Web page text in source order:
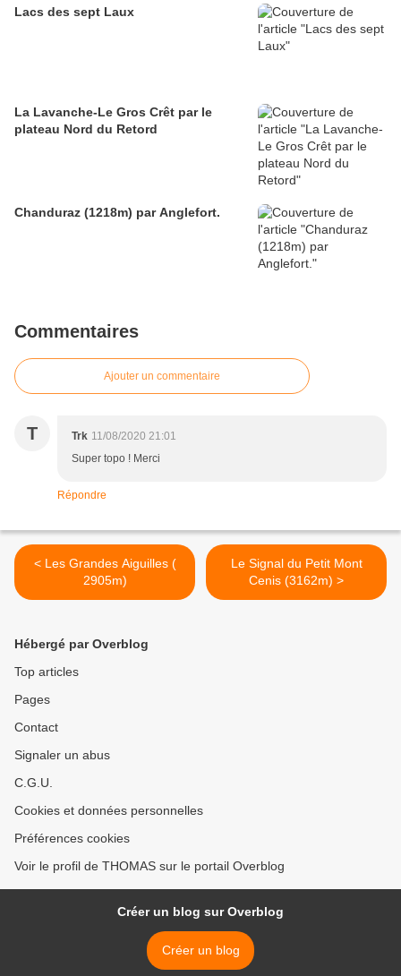
Lacs des sept Laux
La Lavanche-Le Gros Crêt par le
plateau Nord du Retord
Chanduraz (1218m) par Anglefort.
Commentaires
Ajouter un commentaire
T Trk 11/08/2020 21:01
Super topo ! Merci
Répondre
< Les Grandes Aiguilles (
2905m)
Le Signal du Petit Mont
Cenis (3162m) >
Hébergé par Overblog
Top articles
Pages
Contact
Signaler un abus
C.G.U.
Cookies et données personnelles
Préférences cookies
Voir le profil de THOMAS sur le portail Overblog
Créer un blog sur Overblog
Créer un blog